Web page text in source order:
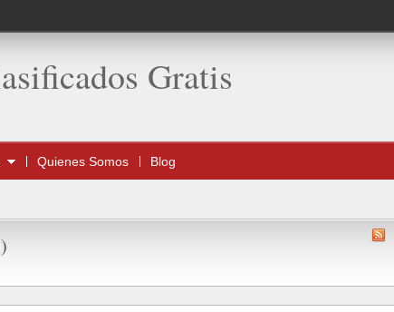
Gratis
Quienes Somos Blog